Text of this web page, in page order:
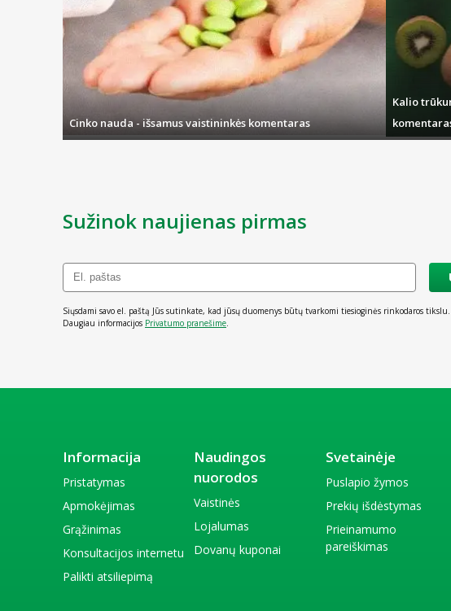
Cinko nauda - išsamus vaistininkės komentaras
Kalio
Sužinok naujienas pirmas
Siųsdami savo el. paštą Jūs sutinkate, kad jūsų duomenys būtų tvarkomi tiesioginės rinkodaros tikslu.
Daugiau informacijos Privatumo pranešime
Informacija
Pristatymas
Apmokėjimas
Grąžinimas
Konsultacijos internetu
Palikti atsiliepimą
Naudingos
nuorodos
Vaistinės
Lojalumas
Dovanų kuponai
Svetainėje
Puslapio žymos
Prekių išdėstymas
Prieinamumo
pareiškimas